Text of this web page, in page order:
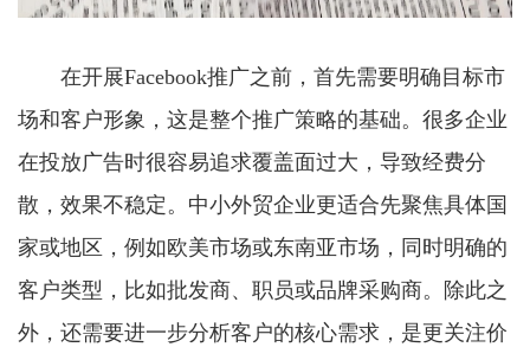
在开展Facebook推广之前，首先需要明确目标市
场和客户形象，这是整个推广策略的基础。很多企业
在投放广告时很容易追求覆盖面过大，导致经费分
散，效果不稳定。中小外贸企业更适合先聚焦具体国
家或地区，例如欧美市场或东南亚市场，同时明确的
客户类型，比如批发商、职员或品牌采购商。除此之
外，还需要进一步分析客户的核心需求，是更关注价